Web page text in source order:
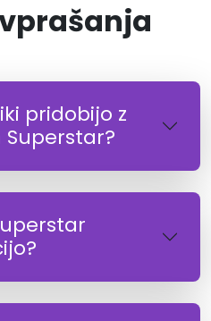
pridobijo z